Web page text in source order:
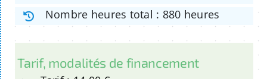
Nombre heures total : 880 heures
Tarif, modalités de financement